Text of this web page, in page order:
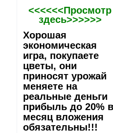
<<<<<<Просмотр
здесь>>>>>>
Хорошая
экономическая
игра, покупаете
цветы, они
приносят урожай
меняете на
реальные деньги
прибыль до 20%
месяц вложения
обязательны!!!